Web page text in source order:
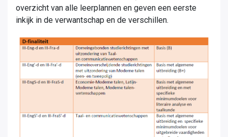
overzicht van alle leerplannen en geven een eerste
inkijk in de verwantschap en de verschillen.